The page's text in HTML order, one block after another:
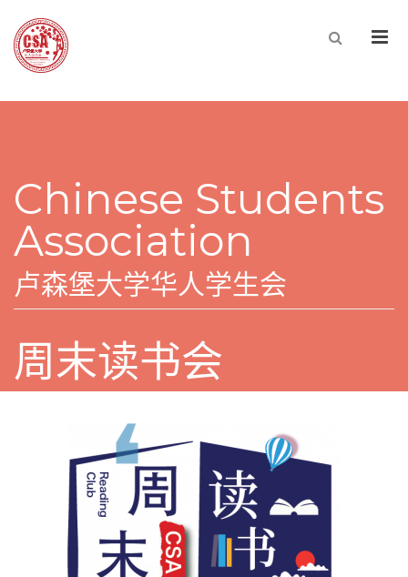
Chinese Students
Association
卢森堡大学华人学生会
周末读书会